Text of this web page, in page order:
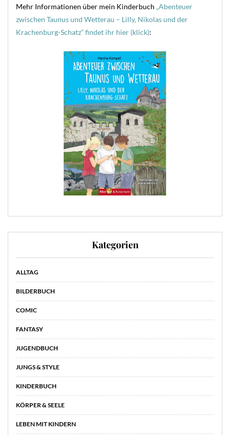
Mehr Informationen über mein Kinderbuch „Abenteuer
zwischen Taunus und Wetterau – Lilly, Nikolas und der
Krachenburg-Schatz“ findet ihr hier (klick):
Kategorien
ALLTAG
BILDERBUCH
COMIC
FANTASY
JUGENDBUCH
JUNGS & STYLE
KINDERBUCH
KÖRPER & SEELE
LEBEN MIT KINDERN